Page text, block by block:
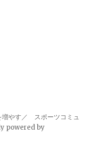
増やす／ スポーツコミュ
powered by